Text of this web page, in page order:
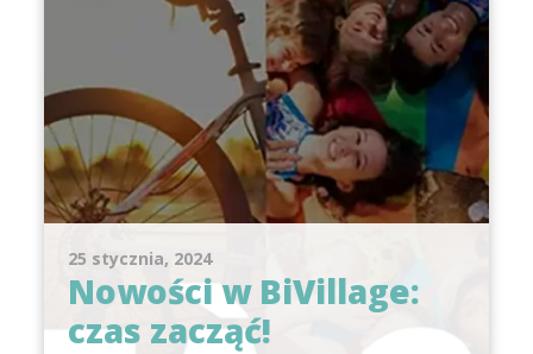
25 stycznia, 2024
Nowości w BiVillage:
czas zacząć!